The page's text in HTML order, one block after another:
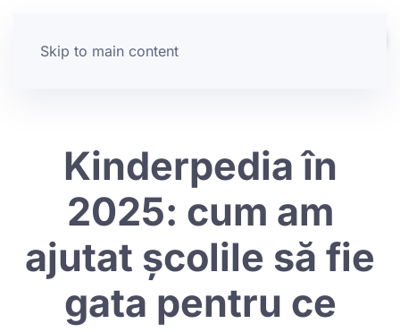
Skip to main content
Kinderpedia în
2025: cum am
ajutat școlile să fie
gata pentru ce